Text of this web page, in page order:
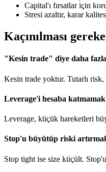
Capital'ı fırsatlar için
Stresi azaltır, karar
Kaçınılması
"Kesin trade" diye daha
Kesin trade yoktur. Tutarlı risk,
Leverage'i hesaba katmamak
Leverage, küçük hareketleri
Stop'u büyütüp riski
Stop tight ise size küçült.